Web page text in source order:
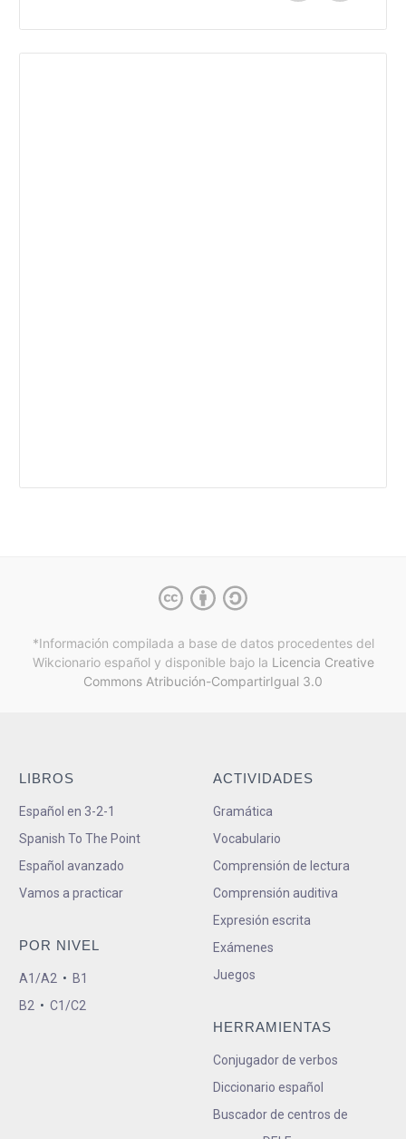
*Información compilada a base de datos procedentes del
Wikcionario español y disponible bajo la Licencia Creative
Commons Atribución-CompartirIgual 3.0
LIBROS
Español en 3-2-1
Spanish To The Point
Español avanzado
Vamos a practicar
POR NIVEL
A1/A2 • B1
B2 • C1/C2
ACTIVIDADES
Gramática
Vocabulario
Comprensión de lectura
Comprensión auditiva
Expresión escrita
Exámenes
Juegos
HERRAMIENTAS
Conjugador de verbos
Diccionario español
Buscador de centros de